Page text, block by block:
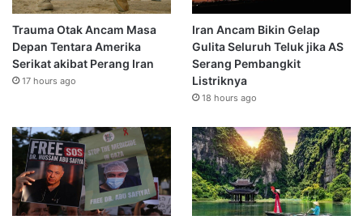
Trauma Otak Ancam Masa
Depan Tentara Amerika
Serikat akibat Perang Iran
17 hours ago
Iran Ancam Bikin Gelap
Gulita Seluruh Teluk jika AS
Serang Pembangkit
Listriknya
18 hours ago